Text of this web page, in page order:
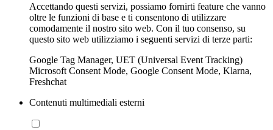
Accettando questi servizi, possiamo fornirti feature che vanno
oltre le funzioni di base e ti consentono di utilizzare
comodamente il nostro sito web. Con il tuo consenso, su
questo sito web utilizziamo i seguenti servizi di terze parti:
Google Tag Manager, UET (Universal Event Tracking)
Microsoft Consent Mode, Google Consent Mode, Klarna,
Freshchat
Contenuti multimediali esterni